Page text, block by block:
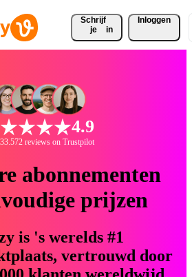
Schrijf
je
in
Inloggen
4.9
reviews on Trustpilot
abonnementen
prijzen
is 's werelds #1
vertrouwd door